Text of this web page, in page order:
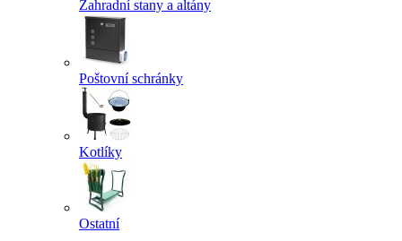
Zahradní stany a altány
Poštovní schránky
Kotlíky
Ostatní